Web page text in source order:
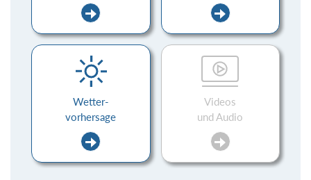
Wetter-
vorhersage
Videos
und Audio